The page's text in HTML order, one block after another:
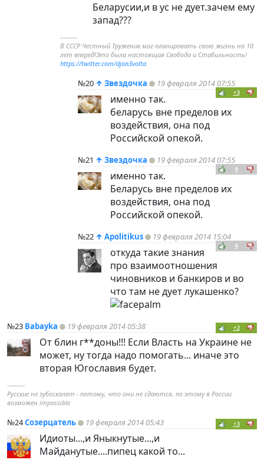
Беларусии,и в ус не дует.зачем ему
запад???
----------
В СССР Честный Труженик мог планировать свою жизнь на 10
лет вперед!Это была настоящая Свобода и Стабильность!
https://twitter.com/djon3volta
№20 ↑ Звездочка 19 февраля 2014 07:55
+3
именно так.
беларусь вне пределов их
воздействия, она под
Российской опекой.
№21 ↑ Звездочка 19 февраля 2014 07:55
0
именно так.
Беларусь вне пределов их
воздействия, она под
Российской опекой.
№22 ↑ Apolitikus 19 февраля 2014 15:04
0
откуда такие знания
про взаимоотношения
чиновников и банкиров и во
что там не дует лукашенко?
№23 Babayka 19 февраля 2014 05:38 +2
От блин г**доны!!! Если Власть на Украине не
может, ну тогда надо помогать... иначе это
вторая Югославия будет.
----------
Русские не зубоскалят - потому, что они не сдаются, по этому в России
возможен impossible
№24Созерцатель 19 февраля 2014 05:43 +3
Идиоты...,и Яныкнутые...,и
Майданутые....пипец какой то...